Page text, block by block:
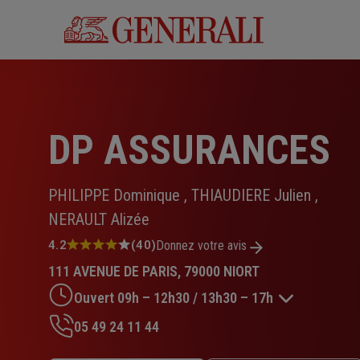
DP ASSURANCES
PHILIPPE Dominique , THIAUDIERE Julien ,
NERAULT Alizée
Note
4.2
sur
5
étoiles
4.2 (40)Donnez votre avis
111 AVENUE DE PARIS, 79000 NIORT
Ouvert 09h – 12h30 / 13h30 – 17h
05 49 24 11 44